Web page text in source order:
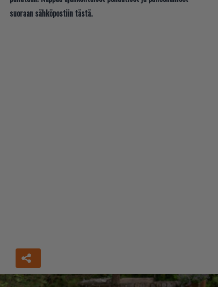
suoraan sähköpostiin tästä.